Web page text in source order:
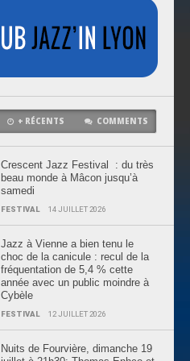
+ RÉCENTS COMMENTS
Crescent Jazz Festival : du très
beau monde à Mâcon jusqu’à
samedi
FESTIVAL 14 JUILLET 2026
Jazz à Vienne a bien tenu le
choc de la canicule : recul de la
fréquentation de 5,4 % cette
année avec un public moindre à
Cybèle
FESTIVAL 12 JUILLET 2026
Nuits de Fourvière, dimanche 19